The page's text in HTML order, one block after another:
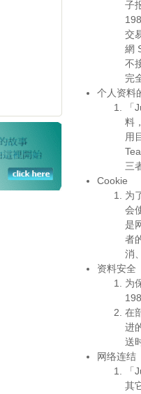
子
交
網
不
完
个人资料
料
用
三
Cookie
为
会
是
者
消
资料安全
为
在
进
送
网络连结
其